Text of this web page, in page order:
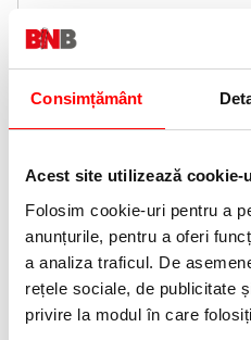
Consimțământ
Acest site utilizează cookie-
Folosim cookie-uri pentru a
anunțurile, pentru a oferi
a analiza traficul. De
rețele sociale, de publicitate
privire la modul în care
6,45 lei
(pret cu TVA)